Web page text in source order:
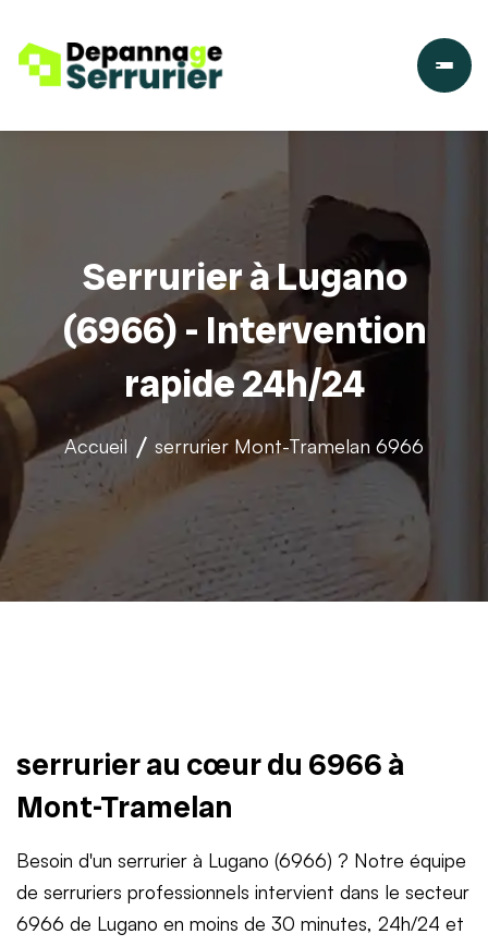
Serrurier à Lugano
(6966) - Intervention
rapide 24h/24
Accueil serrurier Mont-Tramelan 6966
serrurier au cœur du 6966 à
Mont-Tramelan
Besoin d'un serrurier à Lugano (6966) ? Notre équipe
de serruriers professionnels intervient dans le secteur
6966 de Lugano en moins de 30 minutes, 24h/24 et